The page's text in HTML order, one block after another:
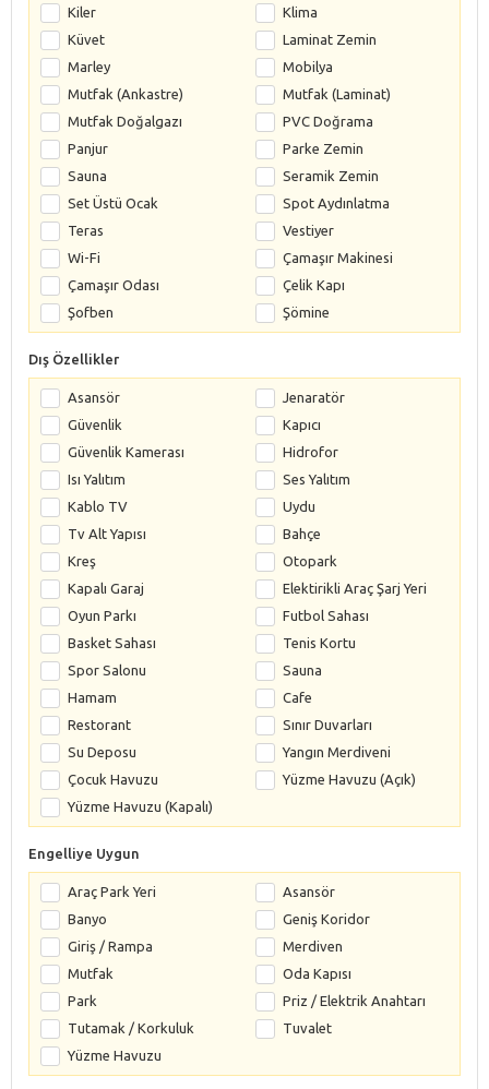
Kiler
Klima
Küvet
Laminat Zemin
Marley
Mobilya
Mutfak (Ankastre)
Mutfak (Laminat)
Mutfak Doğalgazı
PVC Doğrama
Panjur
Parke Zemin
Sauna
Seramik Zemin
Set Üstü Ocak
Spot Aydınlatma
Teras
Vestiyer
Wi-Fi
Çamaşır Makinesi
Çamaşır Odası
Çelik Kapı
Şofben
Şömine
Dış Özellikler
Asansör
Jenaratör
Güvenlik
Kapıcı
Güvenlik Kamerası
Hidrofor
Isı Yalıtım
Ses Yalıtım
Kablo TV
Uydu
Tv Alt Yapısı
Bahçe
Kreş
Otopark
Kapalı Garaj
Elektirikli Araç Şarj Yeri
Oyun Parkı
Futbol Sahası
Basket Sahası
Tenis Kortu
Spor Salonu
Sauna
Hamam
Cafe
Restorant
Sınır Duvarları
Su Deposu
Yangın Merdiveni
Çocuk Havuzu
Yüzme Havuzu (Açık)
Yüzme Havuzu (Kapalı)
Engelliye Uygun
Araç Park Yeri
Asansör
Banyo
Geniş Koridor
Giriş / Rampa
Merdiven
Mutfak
Oda Kapısı
Park
Priz / Elektrik Anahtarı
Tutamak / Korkuluk
Tuvalet
Yüzme Havuzu